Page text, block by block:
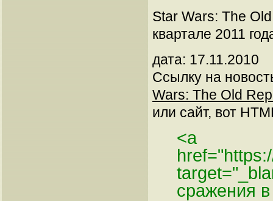
Star Wars: The
квартале 2011
дата: 17.11.2010
Ссылку на
Wars: The Old
или сайт, вот
<a
сражения